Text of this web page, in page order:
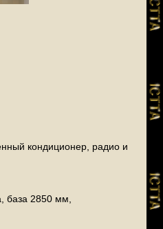
кондиционер, радио и
база 2850 мм,